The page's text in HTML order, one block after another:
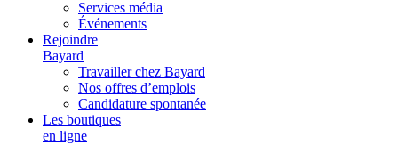
Services média
Événements
Rejoindre
Bayard
Travailler chez Bayard
Nos offres d’emplois
Candidature spontanée
Les boutiques
en ligne